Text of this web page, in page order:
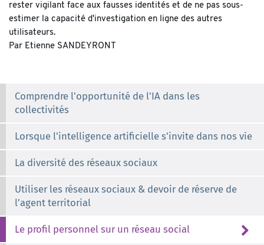
rester vigilant face aux fausses identités et de ne pas sous-
estimer la capacité d'investigation en ligne des autres
utilisateurs.
Par Etienne SANDEYRONT
Comprendre l'opportunité de l'IA dans les
collectivités
Lorsque l'intelligence artificielle s'invite dans nos vie
La diversité des réseaux sociaux
Utiliser les réseaux sociaux & devoir de réserve de
l’agent territorial
Le profil personnel sur un réseau social